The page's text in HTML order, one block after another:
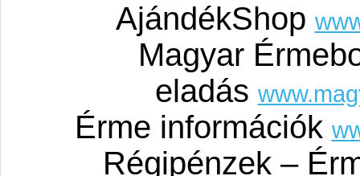
AjándékShop
Magyar
eladás
Érme információk
Régipénzek –